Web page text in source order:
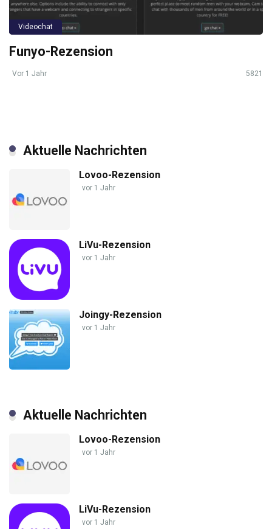
Videochat
Funyo-Rezension
Vor 1 Jahr 5821
Aktuelle Nachrichten
Lovoo-Rezension
vor 1 Jahr
LiVu-Rezension
vor 1 Jahr
Joingy-Rezension
vor 1 Jahr
Aktuelle Nachrichten
Lovoo-Rezension
vor 1 Jahr
LiVu-Rezension
vor 1 Jahr